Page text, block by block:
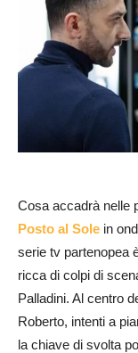
Cosa accadrà nelle
Posto al Sole in
serie tv partenopea
ricca di colpi di
Palladini. Al centro
Roberto, intenti a
la chiave di svolta